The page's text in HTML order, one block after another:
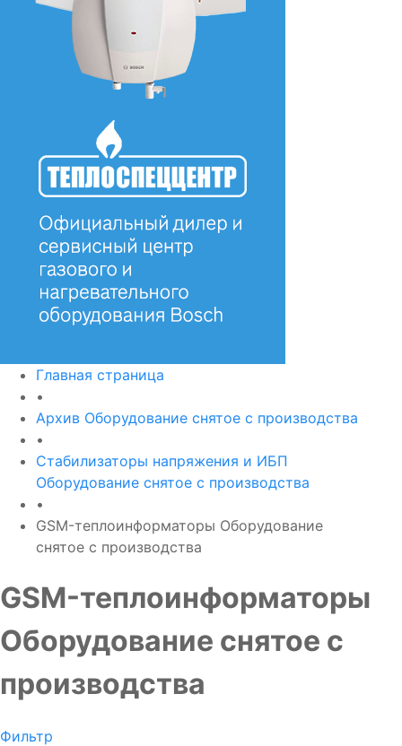
Главная страница
•
Архив Оборудование снятое с производства
•
Стабилизаторы напряжения и ИБП
Оборудование снятое с производства
•
GSM-теплоинформаторы Оборудование
снятое с производства
GSM-теплоинформаторы
Оборудование снятое с
производства
Фильтр